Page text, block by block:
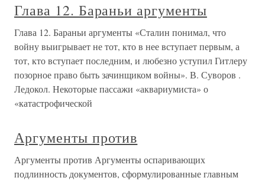
Глава 12. Бараньи аргументы
Глава 12. Бараньи аргументы «Сталин понимал, что
войну выигрывает не тот, кто в нее вступает первым, а
тот, кто вступает последним, и любезно уступил Гитлеру
позорное право быть зачинщиком войны». В. Суворов .
Ледокол. Некоторые пассажи «аквариумиста» о
«катастрофической
Аргументы против
Аргументы против Аргументы оспаривающих
подлинность документов, сформулированные главным